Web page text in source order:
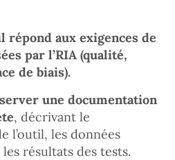
répond aux exigences de
par l’RIA (qualité,
de biais).
une documentation
, décrivant le
l’outil, les données
résultats des tests.